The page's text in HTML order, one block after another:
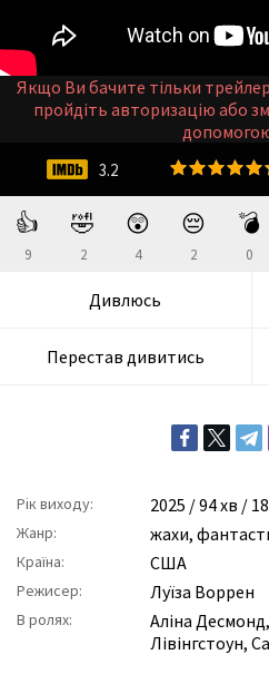
👍
9
🤣
2
😲
4
😔
2
💣
0
Дивлюсь
Перестав дивитись
Рік виходу: 2025 / 94 хв /
Жанр: жахи,
Країна: США
Режисер: Луїза Воррен
В ролях: Аліна Десмонд,
Лівінгстоун,
3.2
Якщо Ви бачите тільки
пройдіть авторизацію або